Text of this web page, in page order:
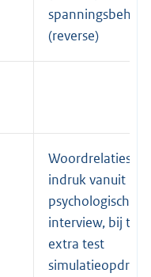
(reverse)
Woordrelaties en
indruk vanuit
psychologisch
interview, bij
extra test